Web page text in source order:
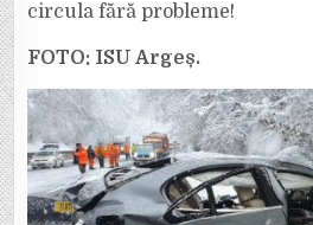
circula fără probleme!
FOTO: ISU Argeș.